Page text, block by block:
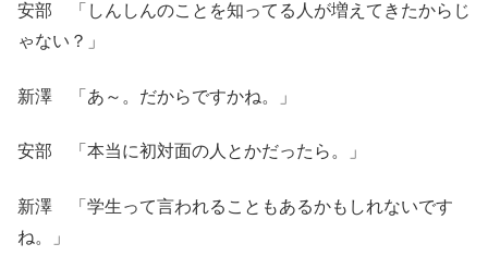
安部 「しんしんのことを知ってる人が増えてきたからじ
ゃない？」
新澤 「あ～。だからですかね。」
安部 「本当に初対面の人とかだったら。」
新澤 「学生って言われることもあるかもしれないです
ね。」